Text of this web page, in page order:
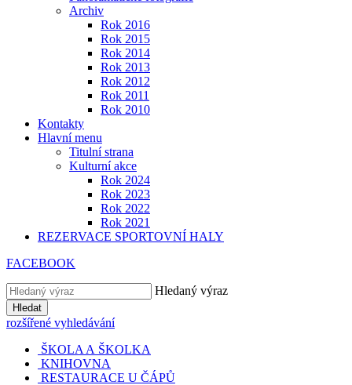
Archiv
Rok 2016
Rok 2015
Rok 2014
Rok 2013
Rok 2012
Rok 2011
Rok 2010
Kontakty
Hlavní menu
Titulní strana
Kulturní akce
Rok 2024
Rok 2023
Rok 2022
Rok 2021
REZERVACE SPORTOVNÍ HALY
FACEBOOK
Hledaný výraz
Hledat
rozšířené vyhledávání
ŠKOLA A ŠKOLKA
KNIHOVNA
RESTAURACE U ČÁPŮ